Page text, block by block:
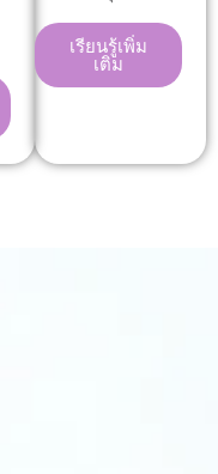
เรียนรู้เพิ่ม
เติม